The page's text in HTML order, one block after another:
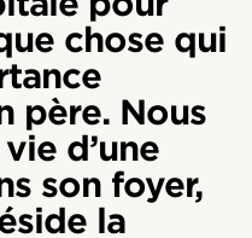
chose qui
père. Nous
d’une
son foyer,
la